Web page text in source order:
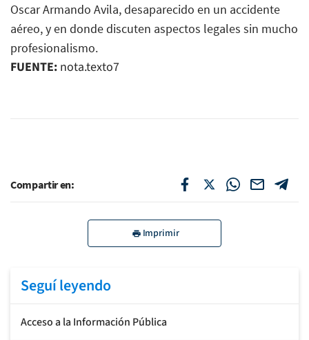
Oscar Armando Avila, desaparecido en un accidente
aéreo, y en donde discuten aspectos legales sin mucho
profesionalismo.
FUENTE: nota.texto7
Compartir en:
Imprimir
Seguí leyendo
Acceso a la Información Pública